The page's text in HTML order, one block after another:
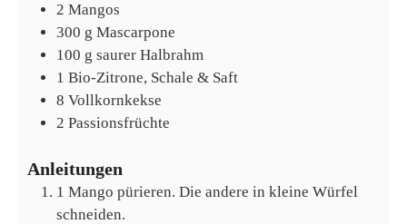
2 Mangos
300 g Mascarpone
100 g saurer Halbrahm
1 Bio-Zitrone, Schale & Saft
8 Vollkornkekse
2 Passionsfrüchte
Anleitungen
1 Mango pürieren. Die andere in kleine Würfel
schneiden.